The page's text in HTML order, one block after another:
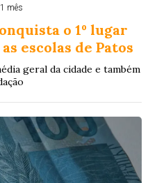
mês
o 1º lugar
escolas de Patos
geral da cidade e também